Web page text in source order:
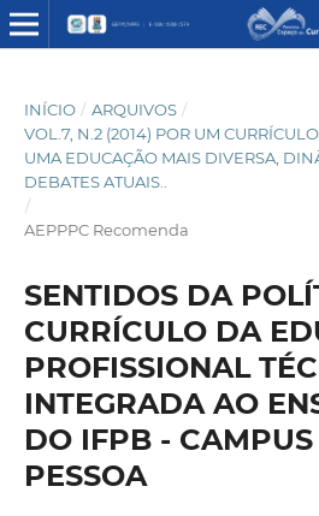
INÍCIO / ARQUIVOS /
VOL.7, N.2 (2014) POR UM
UMA EDUCAÇÃO MAIS DIVERSA,
DEBATES ATUAIS..
/
AEPPPC Recomenda
SENTIDOS DA
CURRÍCULO DA
PROFISSIONAL
INTEGRADA AO
DO IFPB -
PESSOA